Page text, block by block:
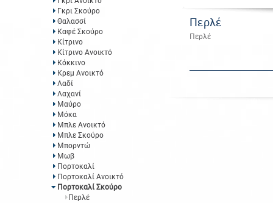
Γκρι Σκούρο
Θαλασσί
Καφέ Σκούρο
Κίτρινο
Κίτρινο Ανοικτό
Κόκκινο
Κρεμ Ανοικτό
Λαδί
Λαχανί
Μαύρο
Μόκα
Μπλε Ανοικτό
Μπλε Σκούρο
Μπορντώ
Μωβ
Πορτοκαλί
Πορτοκαλί Ανοικτό
Πορτοκαλί Σκούρο
Περλέ
Περλέ
Περλέ